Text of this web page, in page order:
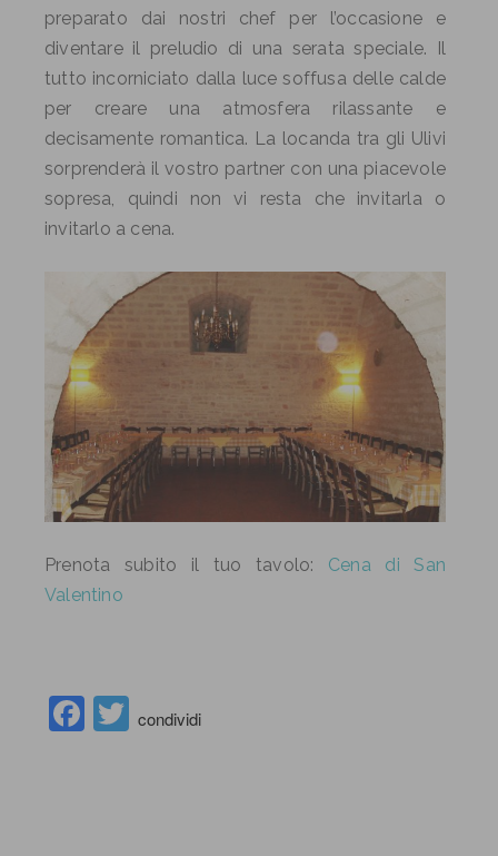
preparato dai nostri chef per l’occasione e
diventare il preludio di una serata speciale. Il
tutto incorniciato dalla luce soffusa delle calde
per creare una atmosfera rilassante e
decisamente romantica. La locanda tra gli Ulivi
sorprenderà il vostro partner con una piacevole
sopresa, quindi non vi resta che invitarla o
invitarlo a cena.
Prenota subito il tuo tavolo: Cena di San
Valentino
FacebookTwitter
condividi